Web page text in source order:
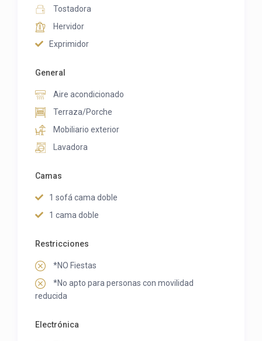
Tostadora
Hervidor
Exprimidor
General
Aire acondicionado
Terraza/Porche
Mobiliario exterior
Lavadora
Camas
1 sofá cama doble
1 cama doble
Restricciones
*NO Fiestas
*No apto para personas con movilidad
reducida
Electrónica